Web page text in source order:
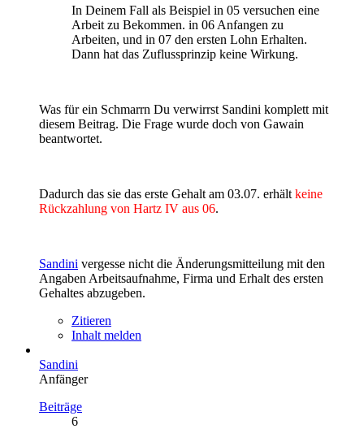
In Deinem Fall als Beispiel in 05 versuchen eine
Arbeit zu Bekommen. in 06 Anfangen zu
Arbeiten, und in 07 den ersten Lohn Erhalten.
Dann hat das Zuflussprinzip keine Wirkung.
Was für ein Schmarrn Du verwirrst Sandini komplett mit
diesem Beitrag. Die Frage wurde doch von Gawain
beantwortet.
Dadurch das sie das erste Gehalt am 03.07. erhält keine
Rückzahlung von Hartz IV aus 06.
Sandini vergesse nicht die Änderungsmitteilung mit den
Angaben Arbeitsaufnahme, Firma und Erhalt des ersten
Gehaltes abzugeben.
Zitieren
Inhalt melden
Sandini
Anfänger
Beiträge
6